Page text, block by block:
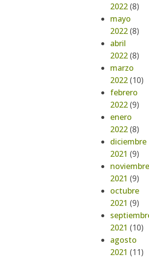
2022(8)
mayo
2022(8)
abril
2022(8)
marzo
2022(10)
febrero
2022(9)
enero
2022(8)
diciembre
2021 (9)
noviembre
2021 (9)
octubre
2021 (9)
2021 (10)
agosto
2021 (11)